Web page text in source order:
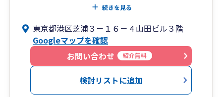
の。私共には、こうしたきっかけでお客様になっ
据えて毎月の処理にあたり、税務調査の立会も必
ず会社の味方になって実施しております。
2.お客様の商売繁盛を支援しています
節税は当然として、お客様同士のビジネスマッ
チング、コスト削減の相談対応等を通じて商売繁
続きを見る
東京都港区芝浦３－１６－４山田ビル３階
Googleマップを確認
お問い合わせ
紹介無料
検討リストに追加